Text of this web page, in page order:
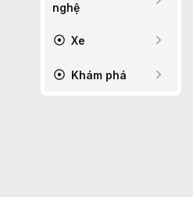
nghệ
Xe
Khám phá